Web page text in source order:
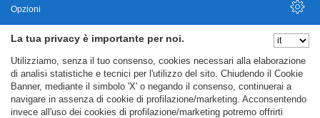
© C.T.F.R. srl Compagnia Teatrale Fo Rame | All rights
reserved Uffici e Sede Legale: Loc. Santa Cristina 14 - 06024
La tua privacy è importante per noi.
Utilizziamo, senza il tuo consenso, cookies necessari alla elaborazione
di analisi statistiche e tecnici per l'utilizzo del sito. Chiudendo il Cookie
Banner, mediante il simbolo 'X' o negando il consenso, continuerai a
navigare in assenza di cookie di profilazione/marketing. Acconsentendo
invece all'uso dei cookies di profilazione/marketing potremo offrirti
Opzioni
Nascondi Opzioni